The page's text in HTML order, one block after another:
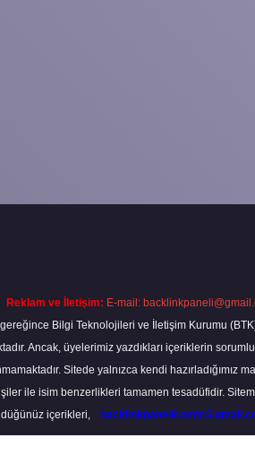
Reklam ve İletişim: E-mail:
Bilgi Teknolojileri ve İletişim Kurumu
Ancak, üyelerimiz yazdıkları içeriklerin
Sitede yalnızca kendi
ile isim benzerlikleri tamamen tesadüfidir.
içerikleri,